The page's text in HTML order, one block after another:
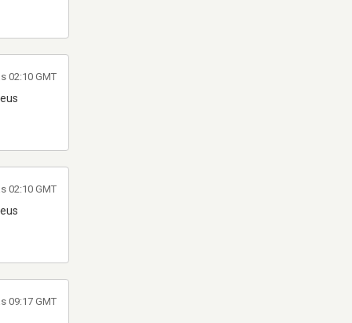
02:10 GMT
02:10 GMT
09:17 GMT